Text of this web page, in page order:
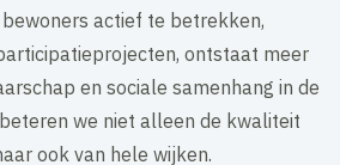
actief te betrekken,
ontstaat meer
en sociale samenhang in de
we niet alleen de kwaliteit
ook van hele wijken.